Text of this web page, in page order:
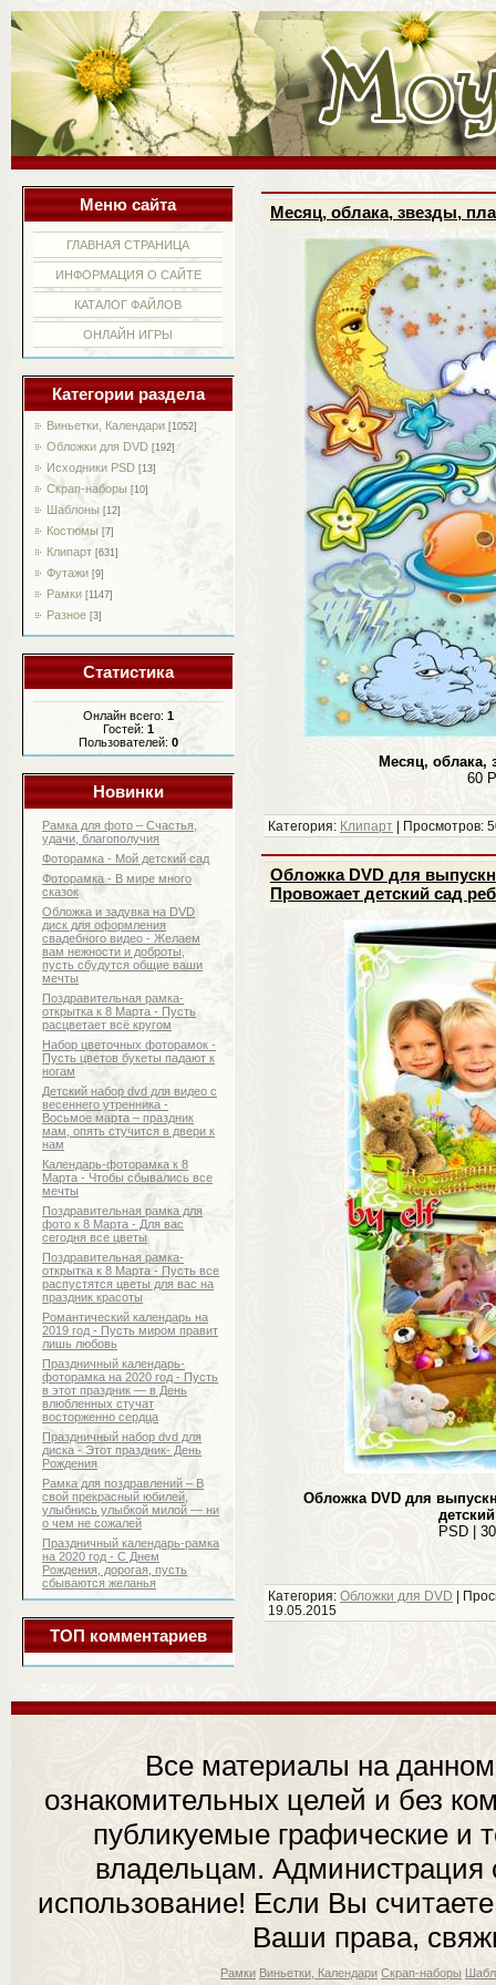
Меню сайта
ГЛАВНАЯ СТРАНИЦА
ИНФОРМАЦИЯ О САЙТЕ
КАТАЛОГ ФАЙЛОВ
ОНЛАЙН ИГРЫ
Категории раздела
Виньетки, Календари [1052]
Обложки для DVD [192]
Исходники PSD [13]
Скрап-наборы [10]
Шаблоны [12]
Костюмы [7]
Клипарт [631]
Футажи [9]
Рамки [1147]
Разное [3]
Статистика
Онлайн всего: 1
Гостей: 1
Пользователей: 0
Новинки
Рамка для фото – Счастья,
удачи, благополучия
Фоторамка - Мой детский сад
Фоторамка - В мире много
сказок
Обложка и задувка на DVD
диск для оформления
свадебного видео - Желаем
вам нежности и доброты,
пусть сбудутся общие ваши
мечты
Поздравительная рамка-
открытка к 8 Марта - Пусть
расцветает всё кругом
Набор цветочных фоторамок -
Пусть цветов букеты падают к
ногам
Детский набор dvd для видео с
весеннего утренника -
Восьмое марта – праздник
мам, опять стучится в двери к
нам
Календарь-фоторамка к 8
Марта - Чтобы сбывались все
мечты
Поздравительная рамка для
фото к 8 Марта - Для вас
сегодня все цветы
Поздравительная рамка-
открытка к 8 Марта - Пусть все
распустятся цветы для вас на
праздник красоты
Романтический календарь на
2019 год - Пусть миром правит
лишь любовь
Праздничный календарь-
фоторамка на 2020 год - Пусть
в этот праздник — в День
влюбленных стучат
восторженно сердца
Праздничный набор dvd для
диска - Этот праздник- День
Рождения
Рамка для поздравлений – В
свой прекрасный юбилей,
улыбнись улыбкой милой — ни
о чем не сожалей
Праздничный календарь-рамка
на 2020 год - С Днем
Рождения, дорогая, пусть
сбываются желанья
ТОП комментариев
Месяц, облака, звезды,
Месяц, облака,
60
Категория: Клипарт| Просмотров:
Обложка DVD для
Провожает детский сад
Обложка DVD для
PSD |
Категория: Обложки для DVD |
19.05.2015
Все материалы на
ознакомительных целей и без
публикуемые графические и
владельцам. Администрация
использование! Если Вы
Ваши права,
Рамки Виньетки, Календари Скрап-наборы